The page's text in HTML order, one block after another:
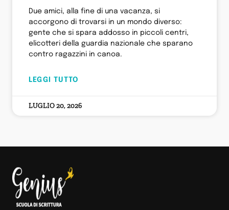
Due amici, alla fine di una vacanza, si
accorgono di trovarsi in un mondo diverso:
gente che si spara addosso in piccoli centri,
elicotteri della guardia nazionale che sparano
contro ragazzini in canoa.
LEGGI TUTTO
LUGLIO 20, 2026